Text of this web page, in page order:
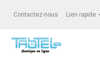
Contactez-nous Lien rapide